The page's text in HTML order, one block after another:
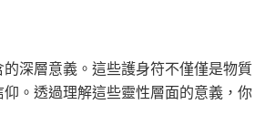
深層意義。這些護身符不僅僅是物質
。透過理解這些靈性層面的意義，你